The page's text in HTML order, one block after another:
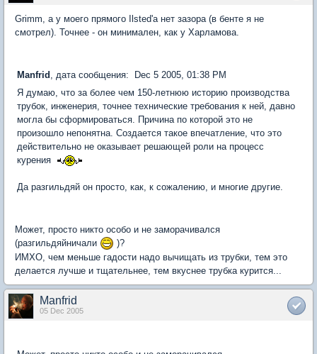
Grimm, а у моего прямого Ilsted'а нет зазора (в бенте я не
смотрел). Точнее - он минимален, как у Харламова.
Manfrid , дата сообщения: Dec 5 2005, 01:38 PM
Я думаю, что за более чем 150-летнюю историю производства
трубок, инженерия, точнее технические требования к ней, давно
могла бы сформироваться. Причина по которой это не
произошло непонятна. Создается такое впечатление, что это
действительно не оказывает решающей роли на процесс
курения
Да разгильдяй он просто, как, к сожалению, и многие другие.
Может, просто никто особо и не заморачивался
(разгильдяйничали
)?
ИМХО, чем меньше гадости надо вычищать из трубки, тем это
делается лучше и тщательнее, тем вкуснее трубка курится...
Manfrid
05 Dec 2005